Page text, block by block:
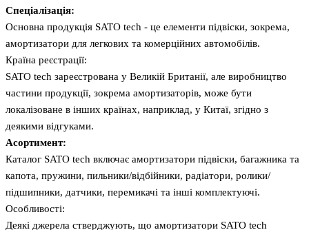
Спеціалізація:
Основна продукція SATO tech - це елементи підвіски, зокрема,
амортизатори для легкових та комерційних автомобілів.
Країна реєстрації:
SATO tech зареєстрована у Великій Британії, але виробництво
частини продукції, зокрема амортизаторів, може бути
локалізоване в інших країнах, наприклад, у Китаї, згідно з
деякими відгуками.
Асортимент:
Каталог SATO tech включає амортизатори підвіски, багажника та
капота, пружини, пильники/відбійники, радіатори, ролики/
підшипники, датчики, перемикачі та інші комплектуючі.
Особливості:
Деякі джерела стверджують, що амортизатори SATO tech